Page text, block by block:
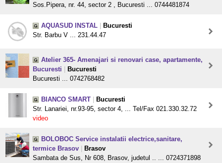
Sos.Pipera, nr. 44, sector 2 , Bucuresti ... 0744481874
AQUASUD INSTAL
Bucuresti
Str. Barbu V ... 231.44.47
Atelier 365- Amenajari si renovari case, apartamente,
Bucuresti
Bucuresti
Bucuresti ... 0742768482
BIANCO SMART
Bucuresti
Str. Lanariei, nr.93-95, sector 4, ... Tel/Fax 021.330.32.72
video
BOLOBOC Service instalatii electrice,sanitare,
termice Brasov
Brasov
Sambata de Sus, Nr 608, Brasov, judetul .. ... 0724371898